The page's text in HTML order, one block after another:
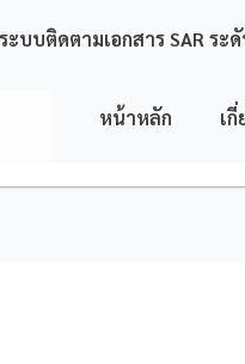
ระบบติดตามเอกสาร SAR ระ
หน้าหลัก เ